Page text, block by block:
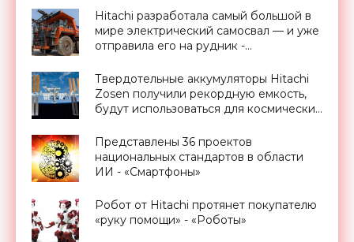
Hitachi разработала самый большой в
мире электрический самосвал — и уже
отправила его на рудник -
Твердотельные аккумуляторы Hitachi
Zosen получили рекордную емкость,
будут использоваться для космических
Представлены 36 проектов
национальных стандартов в области
ИИ - «Смартфоны»
Робот от Hitachi протянет покупателю
«руку помощи» - «Роботы»